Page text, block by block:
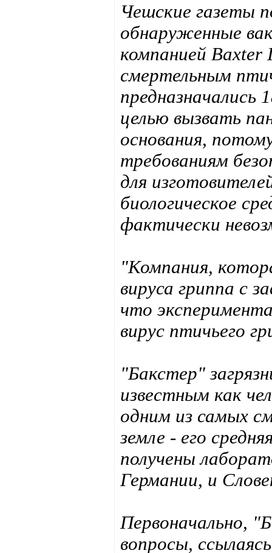
Чешские газеты
обнаруженные
компанией
смертельным
целью вызвать
основания,
требованиям
для
биологическое
фактически
"Компания,
вируса гриппа с
что
вирус птичьего
"Бакстер"
известным как
одним из самых
земле - его
получены
Германии, и
Первоначально,
вопросы,